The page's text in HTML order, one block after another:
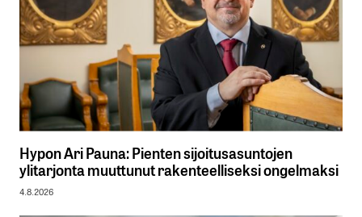
Hypon Ari Pauna: Pienten sijoitusasuntojen
ylitarjonta muuttunut rakenteelliseksi ongelmaksi
4.8.2026